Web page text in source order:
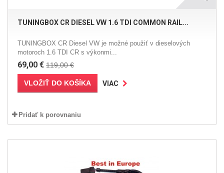
TUNINGBOX CR DIESEL VW 1.6 TDI COMMON RAIL...
TUNINGBOX CR Diesel VW je možné použiť v dieselových
motoroch 1.6 TDI CR s výkonmi...
69,00 € 119,00 €
VLOŽIŤ DO KOŠÍKA VIAC
Pridať k porovnaniu